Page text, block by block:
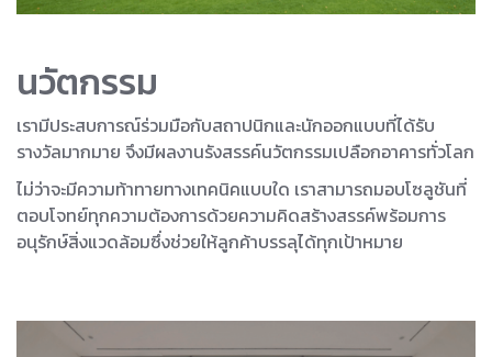
นวัตกรรม
เรามีประสบการณ์ร่วมมือกับสถาปนิกและนักออกแบบที่ได้รับ
รางวัลมากมาย จึงมีผลงานรังสรรค์นวัตกรรมเปลือกอาคารทั่วโลก
ไม่ว่าจะมีความท้าทายทางเทคนิคแบบใด เราสามารถมอบโซลูชันที่
ตอบโจทย์ทุกความต้องการด้วยความคิดสร้างสรรค์พร้อมการ
อนุรักษ์สิ่งแวดล้อมซึ่งช่วยให้ลูกค้าบรรลุได้ทุกเป้าหมาย